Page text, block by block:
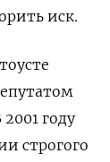
иск.
году
строгого